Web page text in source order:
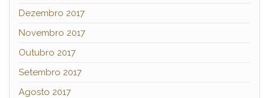
Dezembro 2017
Novembro 2017
Outubro 2017
Setembro 2017
Agosto 2017